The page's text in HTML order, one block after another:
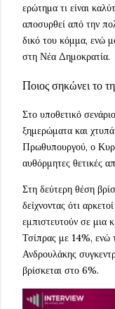
ερώτημα τι είναι
αποσυρθεί από την
δικό του κόμμα, ενώ
στη Νέα Δημοκρατία.
Ποιος σηκώνει το
Στο υποθετικό
ξημερώματα και
Πρωθυπουργού, ο
αυθόρμητες θετικές
Στη δεύτερη θέση
δείχνοντας ότι
εμπιστευτούν σε μια
Τσίπρας με 14%, ενώ
Ανδρουλάκης
βρίσκεται στο 6%.